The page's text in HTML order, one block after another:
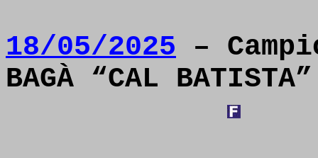
18/05/2025 –
BAGÀ “CAL